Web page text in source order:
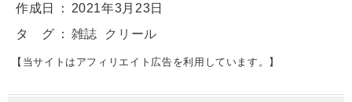
作成日
2021年3月23日
タ グ
雑誌 クリール
【当サイトはアフィリエイト広告を利用しています。】